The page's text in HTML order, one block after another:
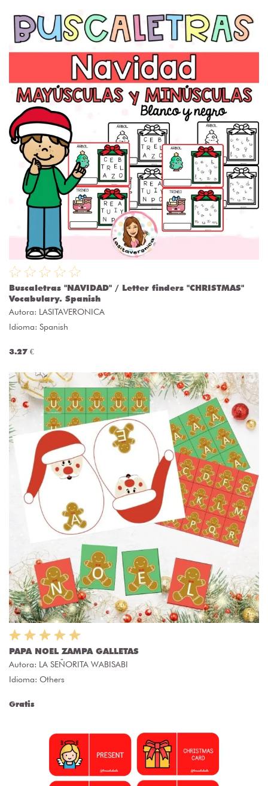
Buscaletras "NAVIDAD" / Letter finders "CHRISTMAS"
Vocabulary. Spanish
Autora: LASITAVERONICA
Idioma: Spanish
3.27 €
PAPA NOEL ZAMPA GALLETAS
Autora: LA SEÑORITA WABISABI
Idioma: Others
Gratis